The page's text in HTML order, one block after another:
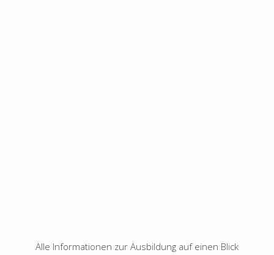
Alle Informationen zur Ausbildung auf einen Blick